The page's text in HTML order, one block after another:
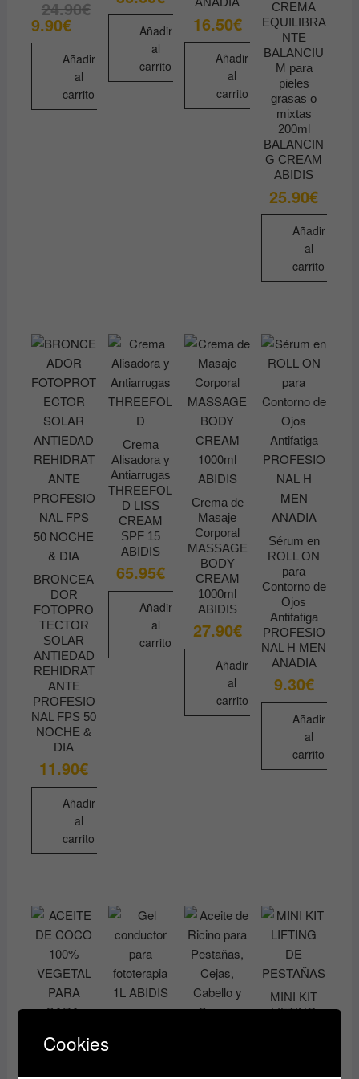
24.90€El
precio
era:
24.90€.
9.90€
El
precio
es:
9.90€.
Añadir
al
carrito
Añadir
al
carrito
16.50€
Añadir
al
carrito
CREMA
EQUILIBRA
NTE
BALANCIU
M para
pieles
grasas o
mixtas
200ml
BALANCIN
G CREAM
ABIDIS
25.90€
Añadir
al
carrito
BRONCEA
DOR
FOTOPRO
TECTOR
SOLAR
ANTIEDAD
REHIDRAT
ANTE
PROFESIO
NAL FPS 50
NOCHE &
DIA
11.90€
Añadir
al
carrito
Crema
Alisadora y
Antiarrugas
THREEFOL
D LISS
CREAM
SPF 15
ABIDIS
65.95€
Añadir
al
carrito
Crema de
Masaje
Corporal
MASSAGE
BODY
CREAM
1000ml
ABIDIS
27.90€
Añadir
al
carrito
Sérum en
ROLL ON
para
Contorno de
Ojos
Antifatiga
PROFESIO
NAL H MEN
ANADIA
9.30€
Añadir
al
carrito
ACEITE DE
Aceite de
MINI KIT
LIFTING
Cookies